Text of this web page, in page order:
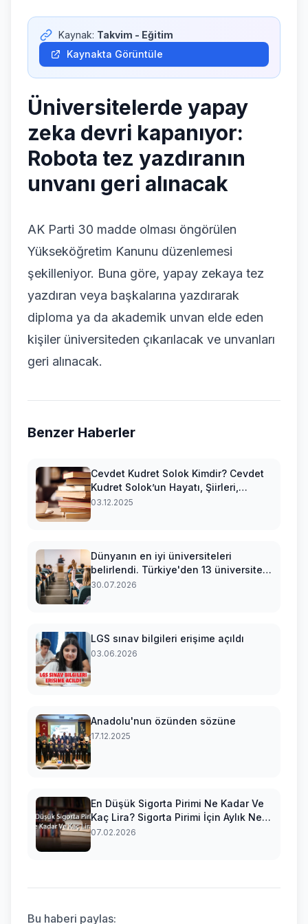
Giriş Yap
Kaynak: Takvim - Eğitim
Kaynakta Görüntüle
Üniversitelerde yapay
zeka devri kapanıyor:
Robota tez yazdıranın
unvanı geri alınacak
AK Parti 30 madde olması öngörülen
Yükseköğretim Kanunu düzenlemesi
şekilleniyor. Buna göre, yapay zekaya tez
yazdıran veya başkalarına yazdırarak
diploma ya da akademik unvan elde eden
kişiler üniversiteden çıkarılacak ve unvanları
geri alınacak.
Benzer Haberler
Cevdet Kudret Solok Kimdir? Cevdet
Kudret Solok’un Hayatı, Şiirleri,
Önemli Eserleri ve Sanat Anlayışı
03.12.2025
Dünyanın en iyi üniversiteleri
belirlendi. Türkiye'den 13 üniversite
listede
30.07.2026
LGS sınav bilgileri erişime açıldı
03.06.2026
Anadolu'nun özünden sözüne
17.12.2025
En Düşük Sigorta Pirimi Ne Kadar Ve
Kaç Lira? Sigorta Pirimi İçin Aylık Ne
Kadar Ödenir (2026)
07.02.2026
Bu haberi paylas: